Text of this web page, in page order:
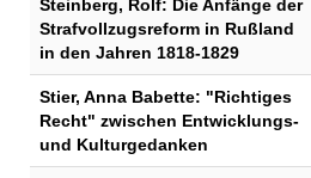
Steinberg, Rolf: Die Anfänge der
Strafvollzugsreform in Rußland
in den Jahren 1818-1829
Stier, Anna Babette: "Richtiges
Recht" zwischen Entwicklungs-
und Kulturgedanken